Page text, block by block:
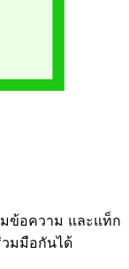
ข้อความ และแท็ก
วมมือกันได้